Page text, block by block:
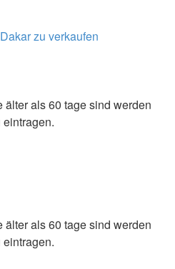
zu verkaufen
als 60 tage sind werden
als 60 tage sind werden